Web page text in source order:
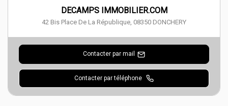
DECAMPS IMMOBILIER.COM
42 Bis Place De La République, 08350 DONCHERY
Contacter par mail
Contacter par téléphone